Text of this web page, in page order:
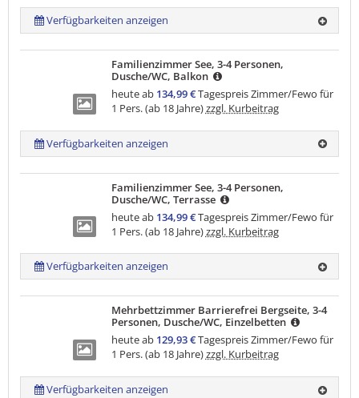
Verfügbarkeiten anzeigen
Familienzimmer See, 3-4 Personen,
Dusche/WC, Balkon
heute ab 134,99 €Tagespreis Zimmer/Fewo für
1 Pers. (ab 18 Jahre)zzgl. Kurbeitrag
Verfügbarkeiten anzeigen
Familienzimmer See, 3-4 Personen,
Dusche/WC, Terrasse
heute ab 134,99 €Tagespreis Zimmer/Fewo für
1 Pers. (ab 18 Jahre)zzgl. Kurbeitrag
Verfügbarkeiten anzeigen
Mehrbettzimmer Barrierefrei Bergseite, 3-4
Personen, Dusche/WC, Einzelbetten
heute ab 129,93 €Tagespreis Zimmer/Fewo für
1 Pers. (ab 18 Jahre)zzgl. Kurbeitrag
Verfügbarkeiten anzeigen